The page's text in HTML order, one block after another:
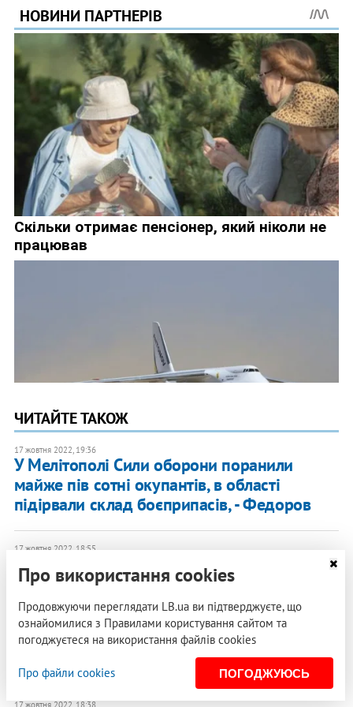
ЧИТАЙТЕ ТАКОЖ
17 жовтня 2022, 19:36
У Мелітополі Сили оборони поранили
майже пів сотні окупантів, в області
підірвали склад боєприпасів, - Федоров
17 жовтня 2022, 18:55
Понад 60% закладів освіти в Україні є
безпечними для навчання, – Шкарлет
17 жовтня 2022, 18:46
ВІДЕО
Обмін полоненими: Україна
повернула 108 жінок, - Єрмак (доповнено)
17 жовтня 2022, 18:38
Про використання cookies
Продовжуючи переглядати LB.ua ви підтверджуєте, що
ознайомилися з Правилами користування сайтом та
погоджуєтеся на використання файлів cookies
Про файли cookies ПОГОДЖУЮСЬ